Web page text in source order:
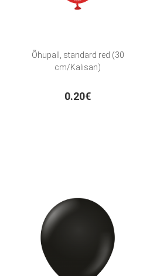
Õhupall, standard red (30
cm/Kalisan)
0.20€